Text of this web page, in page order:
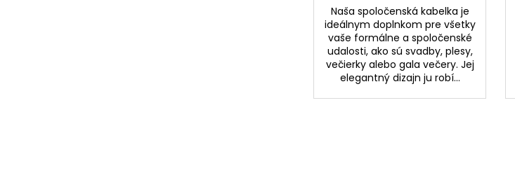
Naša spoločenská kabelka je
ideálnym doplnkom pre všetky
vaše formálne a spoločenské
udalosti, ako sú svadby, plesy,
večierky alebo gala večery. Jej
elegantný dizajn ju robí...